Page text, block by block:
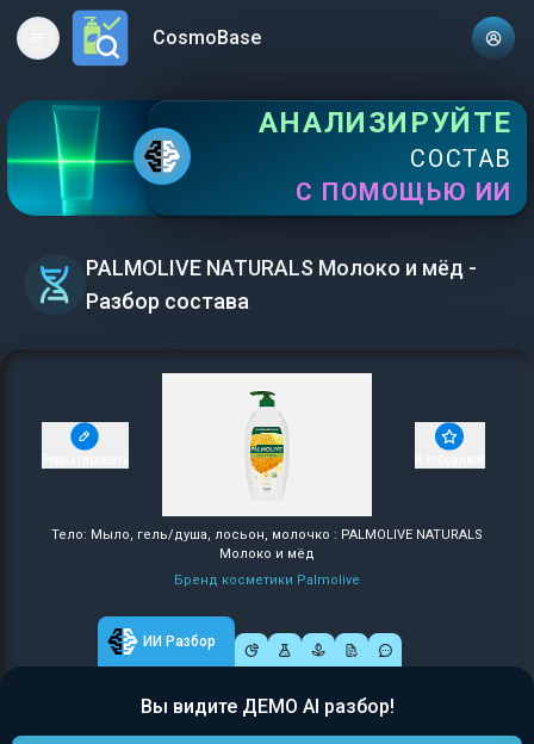
Open main menuCosmoBase
АНАЛИЗИРУЙТЕ
СОСТАВ
С ПОМОЩЬЮ ИИ
PALMOLIVE NATURALS Молоко и мёд -
Разбор состава
Тело: Мыло, гель/душа, лосьон, молочко : PALMOLIVE NATURALS
Молоко и мёд
Бренд косметики Palmolive
ИИ Разбор
Вы видите ДЕМО AI разбор!